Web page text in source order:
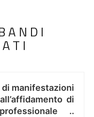
di manifestazioni
di
..